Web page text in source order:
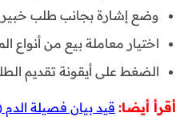
وضع إشارة بجانب طلب
اختيار معاملة بيع من أنواع
الضغط على أيقونة تقديم
أقرأ أيضا: قيد بيان فصيلة الدم